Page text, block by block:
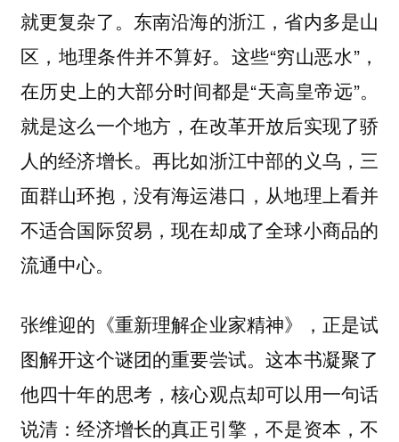
就更复杂了。东南沿海的浙江，省内多是山
区，地理条件并不算好。这些“穷山恶水”，
在历史上的大部分时间都是“天高皇帝远”。
就是这么一个地方，在改革开放后实现了骄
人的经济增长。再比如浙江中部的义乌，三
面群山环抱，没有海运港口，从地理上看并
不适合国际贸易，现在却成了全球小商品的
流通中心。
张维迎的《重新理解企业家精神》，正是试
图解开这个谜团的重要尝试。这本书凝聚了
他四十年的思考，核心观点却可以用一句话
说清：经济增长的真正引擎，不是资本，不